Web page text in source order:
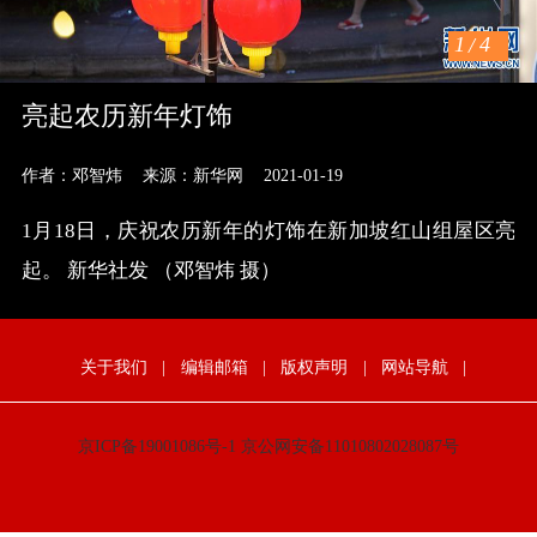
1 /4
亮起农历新年灯饰
作者：邓智炜 来源：新华网 2021-01-19
1月18日，庆祝农历新年的灯饰在新加坡红山组屋区亮
起。 新华社发 （邓智炜 摄）
关于我们 | 编辑邮箱 | 版权声明 | 网站导航 |
京ICP备19001086号-1 京公网安备11010802028087号